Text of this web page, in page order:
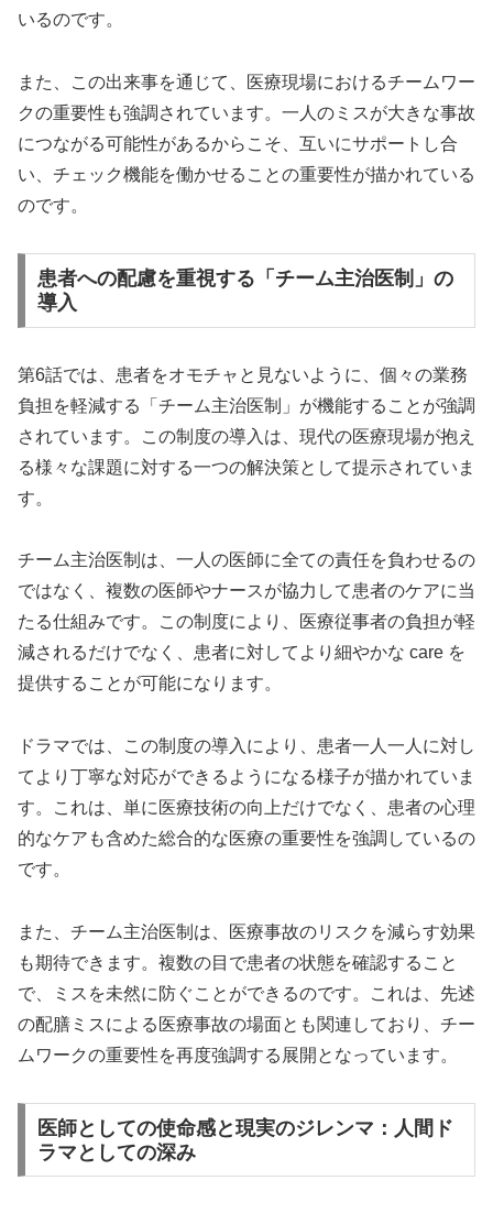
いるのです。
また、この出来事を通じて、医療現場におけるチームワー
クの重要性も強調されています。一人のミスが大きな事故
につながる可能性があるからこそ、互いにサポートし合
い、チェック機能を働かせることの重要性が描かれている
のです。
患者への配慮を重視する「チーム主治医制」の
導入
第6話では、患者をオモチャと見ないように、個々の業務
負担を軽減する「チーム主治医制」が機能することが強調
されています。この制度の導入は、現代の医療現場が抱え
る様々な課題に対する一つの解決策として提示されていま
す。
チーム主治医制は、一人の医師に全ての責任を負わせるの
ではなく、複数の医師やナースが協力して患者のケアに当
たる仕組みです。この制度により、医療従事者の負担が軽
減されるだけでなく、患者に対してより細やかな care を
提供することが可能になります。
ドラマでは、この制度の導入により、患者一人一人に対し
てより丁寧な対応ができるようになる様子が描かれていま
す。これは、単に医療技術の向上だけでなく、患者の心理
的なケアも含めた総合的な医療の重要性を強調しているの
です。
また、チーム主治医制は、医療事故のリスクを減らす効果
も期待できます。複数の目で患者の状態を確認すること
で、ミスを未然に防ぐことができるのです。これは、先述
の配膳ミスによる医療事故の場面とも関連しており、チー
ムワークの重要性を再度強調する展開となっています。
医師としての使命感と現実のジレンマ：人間ド
ラマとしての深み